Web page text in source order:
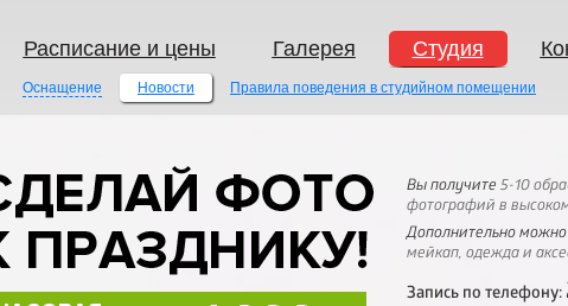
Расписание и цены Галерея Cтудия
Оснащение Новости Правила поведения в студийном помещении
Вы получите 5-10
фотографий в
Дополнительно можно
мейкап, одежда и
Запись по телефону: